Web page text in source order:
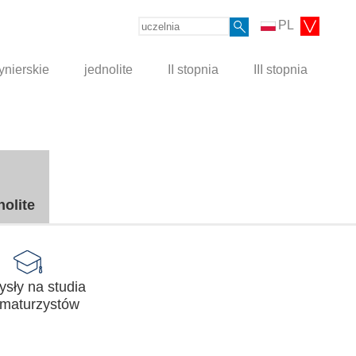
PL
jednolite II stopnia III stopnia
na studia